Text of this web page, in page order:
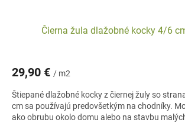
Čierna žula dlažobné kocky 4/6
29,90 € / m2
Štiepané dlažobné kocky z čiernej žuly so
cm sa používajú predovšetkým na chodníky.
ako obrubu okolo domu alebo na stavbu